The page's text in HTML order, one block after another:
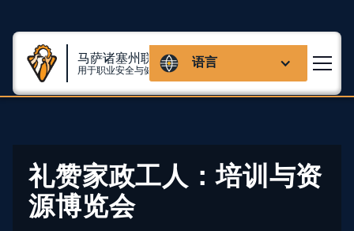
马萨诸塞州联盟
用于职业安全与健康 语言
礼赞家政工人：培训与资
源博览会